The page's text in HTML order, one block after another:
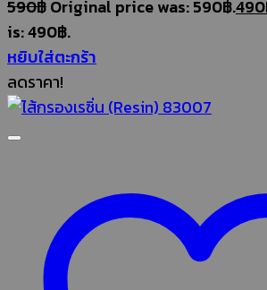
590฿Original price was: 590฿.490
is: 490฿.
หยิบใส่ตะกร้า
ลดราคา!